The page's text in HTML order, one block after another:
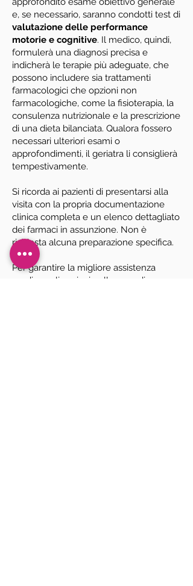
e, se necessario, saranno condotti test di
valutazione delle performance
motorie e cognitive. Il medico, quindi,
formulerà una diagnosi precisa e
indicherà le terapie più adeguate, che
possono includere sia trattamenti
farmacologici che opzioni non
farmacologiche, come la fisioterapia, la
consulenza nutrizionale e la prescrizione
di una dieta bilanciata. Qualora fossero
necessari ulteriori esami o
approfondimenti, il geriatra li consiglierà
tempestivamente.
Si ricorda ai pazienti di presentarsi alla
visita con la propria documentazione
clinica completa e un elenco dettagliato
dei farmaci in assunzione. Non è
richiesta alcuna preparazione specifica.
Per garantire la migliore assistenza
medica agli anziani nella zona di